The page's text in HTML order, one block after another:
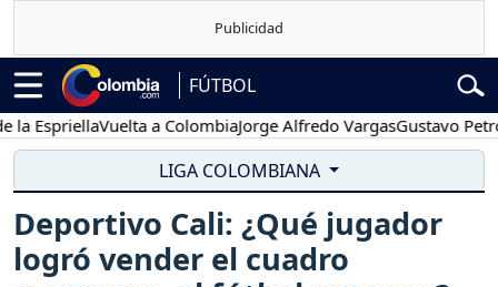
FÚTBOL
Vuelta a ColombiaJorge Alfredo VargasGustavo Petro
LIGA COLOMBIANA
Deportivo Cali: ¿Qué jugador
logró vender el cuadro